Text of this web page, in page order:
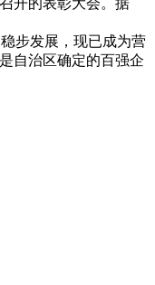
步发展，现已成为营
自治区确定的百强企